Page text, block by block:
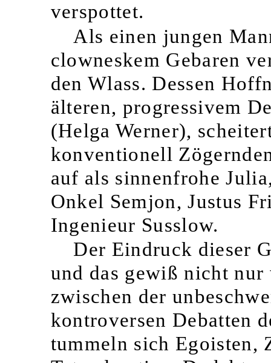
verspottet.
Als einen jungen
clowneskem Gebaren
den Wlass. Dessen
älteren, progressivem
(Helga Werner),
konventionell
auf als sinnenfrohe
Onkel Semjon, Justus
Ingenieur Susslow.
Der Eindruck dieser
und das gewiß nicht
zwischen der
kontroversen Debatten
tummeln sich Egoisten,